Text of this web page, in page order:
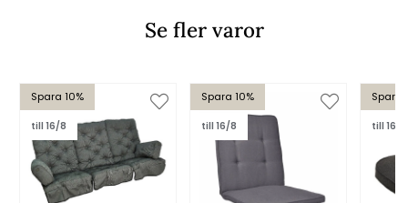
Se fler varor
Spara 10%
till 16/8
Spara 10%
till 16/8
Spara
till 16/8